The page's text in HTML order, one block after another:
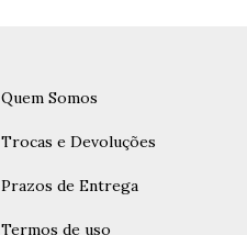
Quem Somos
Trocas e Devoluções
Prazos de Entrega
Termos de uso